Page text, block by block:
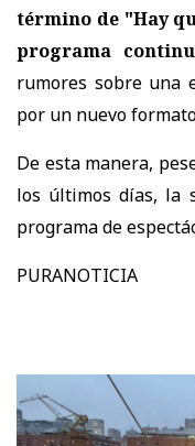
término de "Hay
programa
rumores sobre una
por un nuevo
De esta manera,
los últimos días, la
programa de
PURANOTICIA